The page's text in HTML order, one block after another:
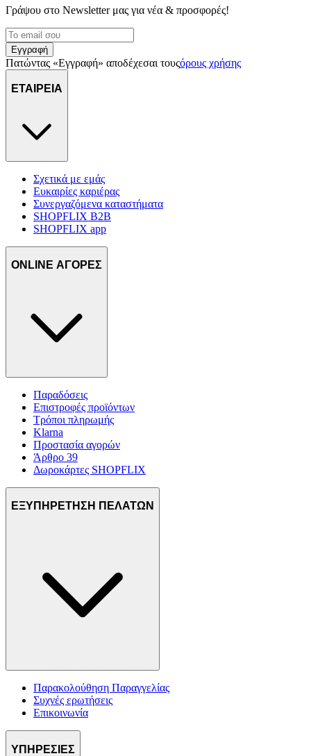
μας και την ανάπτυξη προϊόντων. Επίσης, κοινοποιούμε
τοποθεσίας μας στους συνεργάτες μέσων κοινωνικής
δικτύωσης, διαφημίσεων και ανάλυσης.
Γράψου στο Νewsletter μας για νέα & προσφορές!
Εγγραφή
Πατώντας «Εγγραφή» αποδέχεσαι τουςόρους χρήσης
ΕΤΑΙΡΕΙΑ
Σχετικά με εμάς
Ευκαιρίες καριέρας
Συνεργαζόμενα καταστήματα
SHOPFLIX B2B
SHOPFLIX app
ONLINE ΑΓΟΡΕΣ
Παραδόσεις
Επιστροφές προϊόντων
Τρόποι πληρωμής
Klarna
Προστασία αγορών
Άρθρο 39
Δωροκάρτες SHOPFLIX
ΕΞΥΠΗΡΕΤΗΣΗ ΠΕΛΑΤΩΝ
Παρακολούθηση Παραγγελίας
Συχνές ερωτήσεις
Επικοινωνία
ΥΠΗΡΕΣΙΕΣ